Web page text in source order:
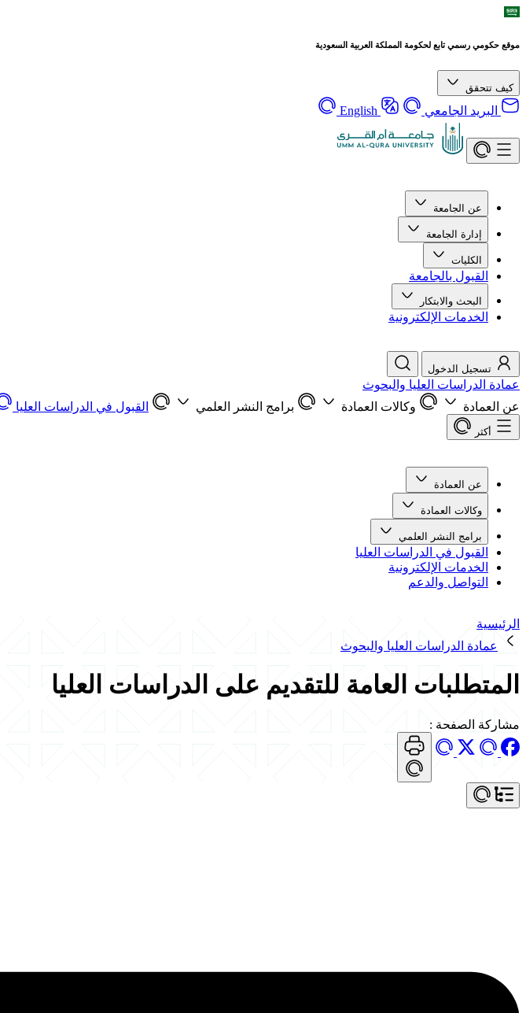
موقع حكومي رسمي تابع لحكومة المملكة العربية السعودية
كيف تتحقق
البريد الجامعي English
عن الجامعة
إدارة الجامعة
الكليات
القبول بالجامعة
البحث والابتكار
الخدمات الإلكترونية
تسجيل الدخول
عمادة الدراسات العليا والبحوث
عن العمادة
وكالات العمادة برامج النشر العلمي القبول في الدراسات العليا
أكثر
عن العمادة
وكالات العمادة
برامج النشر العلمي
القبول في الدراسات العليا
الخدمات الإلكترونية
التواصل والدعم
الرئيسية
عمادة الدراسات العليا والبحوث
المتطلبات العامة للتقديم على الدراسات العليا
مشاركة الصفحة :